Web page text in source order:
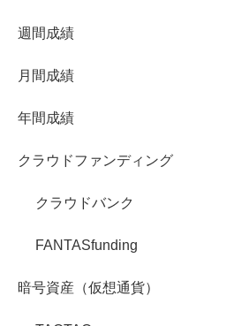
週間成績
月間成績
年間成績
クラウドファンディング
クラウドバンク
FANTASfunding
暗号資産（仮想通貨）